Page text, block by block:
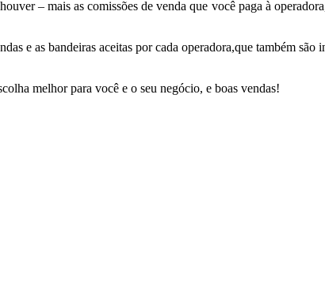
– mais as comissões de venda que você paga à
e as bandeiras aceitas por cada operadora,que também são
melhor para você e o seu negócio, e boas vendas!